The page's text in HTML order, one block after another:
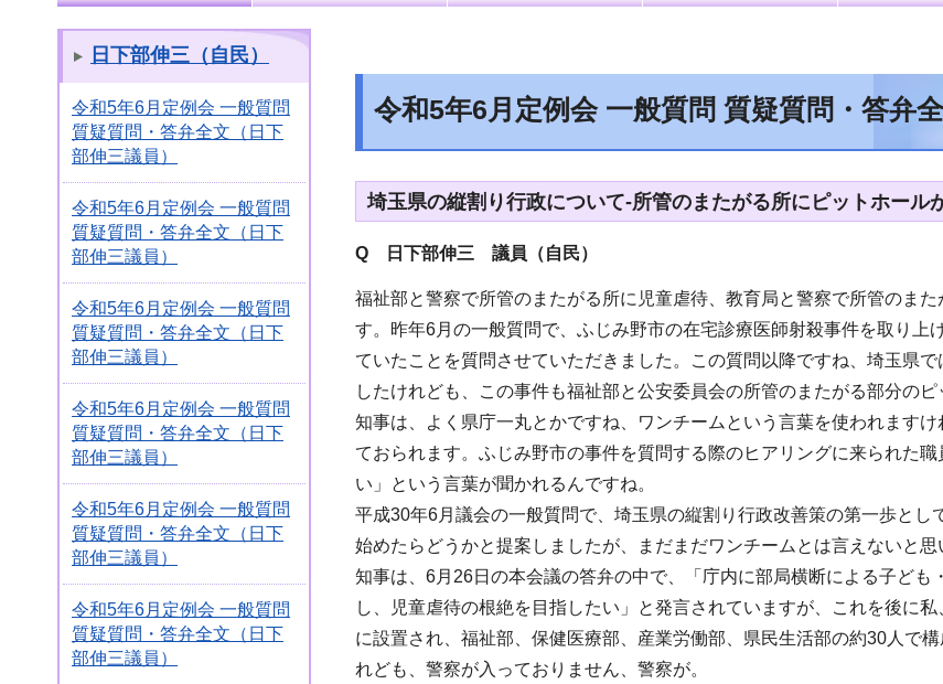
日下部伸三（自民）
令和5年6月定例会 一般質問
質疑質問・答弁全文（日下
部伸三議員）
令和5年6月定例会 一般質問
質疑質問・答弁全文（日下
部伸三議員）
令和5年6月定例会 一般質問
質疑質問・答弁全文（日下
部伸三議員）
令和5年6月定例会 一般質問
質疑質問・答弁全文（日下
部伸三議員）
令和5年6月定例会 一般質問
質疑質問・答弁全文（日下
部伸三議員）
令和5年6月定例会 一般質問
質疑質問・答弁全文（日下
部伸三議員）
令和5年6月定例会 一般質問 質疑質問・答弁
埼玉県の縦割り行政について-所管のまたがる所にピットホール
Q 日下部伸三 議員（自民）
福祉部と警察で所管のまたがる所に児童虐待、教育局と警察で所管のま
す。昨年6月の一般質問で、ふじみ野市の在宅診療医師射殺事件を取り
ていたことを質問させていただきました。この質問以降ですね、埼玉県
したけれども、この事件も福祉部と公安委員会の所管のまたがる部分のピ
知事は、よく県庁一丸とかですね、ワンチームという言葉を使われます
ておられます。ふじみ野市の事件を質問する際のヒアリングに来られた
い」という言葉が聞かれるんですね。
平成30年6月議会の一般質問で、埼玉県の縦割り行政改善策の第一歩と
始めたらどうかと提案しましたが、まだまだワンチームとは言えないと思
知事は、6月26日の本会議の答弁の中で、「庁内に部局横断による子ど
し、児童虐待の根絶を目指したい」と発言されていますが、これを後に
に設置され、福祉部、保健医療部、産業労働部、県民生活部の約30人で
れども、警察が入っておりません、警察が。